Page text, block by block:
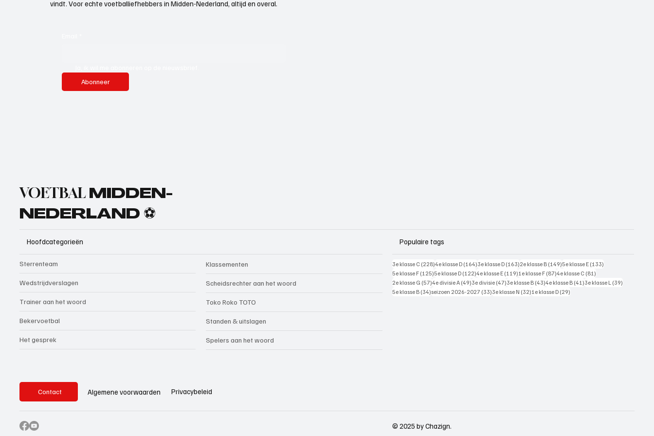
vindt. Voor echte voetballiefhebbers in Midden-Nederland, altijd en overal.
Abonneer
VOETBAL MIDDEN-
NEDERLAND ⚽
Hoofdcategorieën
Sterrenteam
Wedstrijdverslagen
Trainer aan het woord
Bekervoetbal
Het gesprek
Klassementen
Scheidsrechter aan het woord
Toko Roko TOTO
Standen & uitslagen
Spelers aan het woord
Populaire tags
3e klasse C (228)228 posts
4e klasse D (164)164 posts
3e klasse D (163)163 posts
2e klasse B (149)149 posts
5e klasse E (133)
5e klasse F (125)125 posts
5e klasse D (122)122 posts
4e klasse E (119)119 posts
1e klasse F (87)87 posts
4e klasse C (81)
2e klasse G (57)57 posts
4e divisie A (49)49 posts
3e divisie (47)47 posts
3e klasse B (43)43 posts
4e klasse B (41)41 posts
3e klasse L (39)
5e klasse B (34)34 posts
seizoen 2026-2027 (33)33 posts
3e klasse N (32)32 posts
1e klasse D (29)
Contact Algemene voorwaarden Privacybeleid
© 2025 by Chazign.